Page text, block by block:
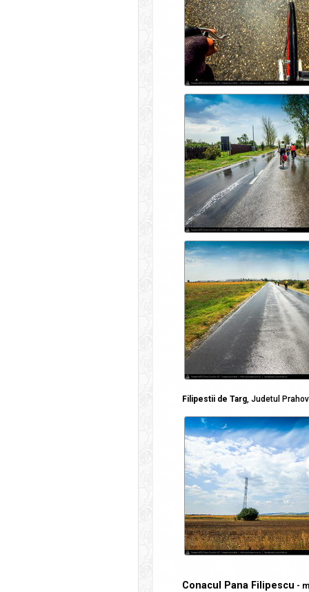
Filipestii de Targ, Judetul
Conacul Pana Filipescu -